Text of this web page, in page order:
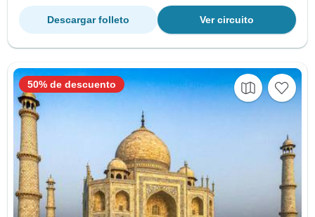
Ver circuito
Descargar folleto
50% de descuento